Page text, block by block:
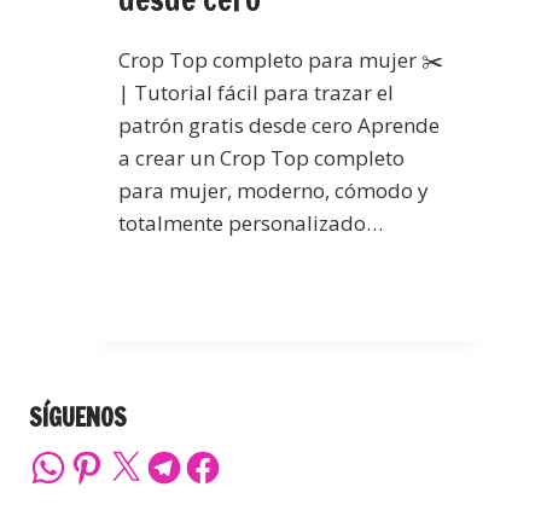
Crop Top completo para mujer ✂️
| Tutorial fácil para trazar el
patrón gratis desde cero Aprende
a crear un Crop Top completo
para mujer, moderno, cómodo y
totalmente personalizado…
SÍGUENOS